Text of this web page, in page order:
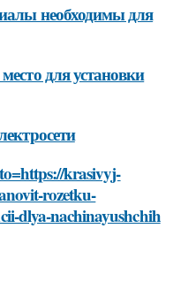
необходимы для
для установки
krasivyj-
rozetku-
dlya-nachinayushchih